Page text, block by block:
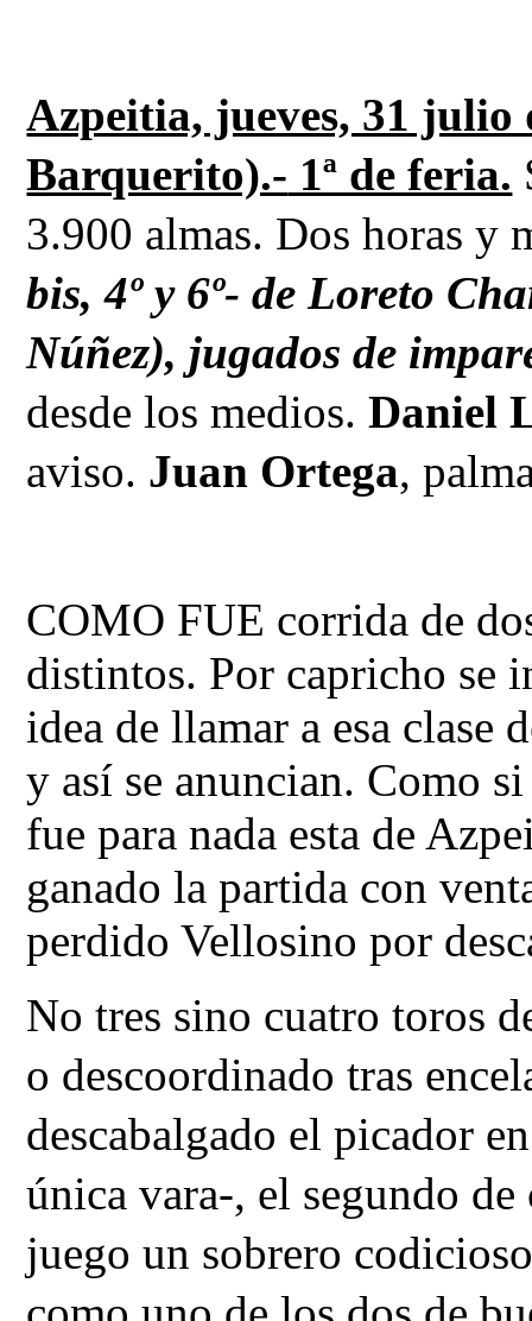
Azpeitia, jueves, 31 julio
Barquerito).- 1ª de feria.
3.900 almas. Dos horas y
bis, 4º y 6º- de Loreto
Núñez), jugados de
desde los medios.Daniel
aviso. Juan Ortega,
COMO FUE corrida de
distintos. Por capricho se
idea de llamar a esa clase
y así se anuncian. Como
fue para nada esta de
ganado la partida con
perdido Vellosino por
No tres sino cuatro toros
o descoordinado tras
descabalgado el picador
única vara-, el segundo
juego un sobrero